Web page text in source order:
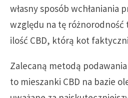
własny sposób wchłaniania
względu na tę
ilość CBD, którą kot
Zalecaną metodą podawania
to mieszanki CBD na bazie